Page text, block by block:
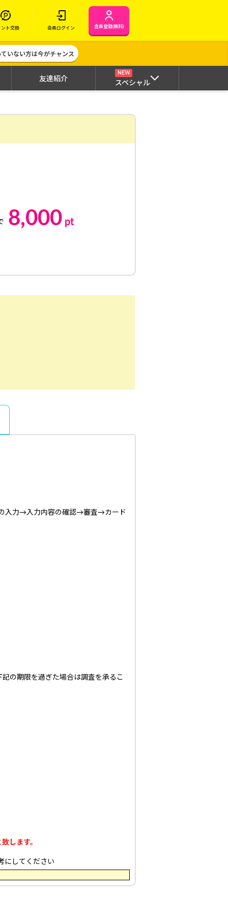
ント交換 会員ログイン 会員登録(無料)
いない方は今がチャンス
友達紹介
NEW
スペシャル
8,000 pt
入力→入力内容の確認→審査→カード
の期限を過ぎた場合は調査を承るこ
します。
にしてください